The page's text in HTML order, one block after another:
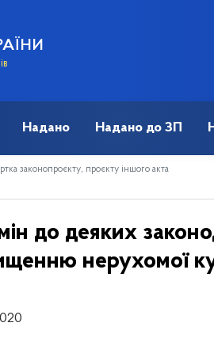
Надано Надано до ЗП
законопроєкту, проєкту іншого акта
до деяких
нерухомої